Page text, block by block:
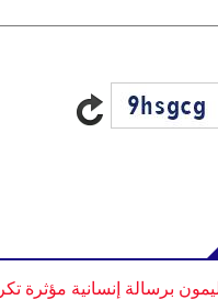
برسالة إنسانية مؤثرة